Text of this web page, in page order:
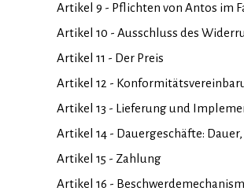
Artikel 9 - Pflichten von Antos im
Artikel 10 - Ausschluss des
Artikel 11 - Der Preis
Artikel 12 -
Artikel 13 - Lieferung und
Artikel 14 - Dauergeschäfte:
Artikel 15 - Zahlung
Artikel 16 -